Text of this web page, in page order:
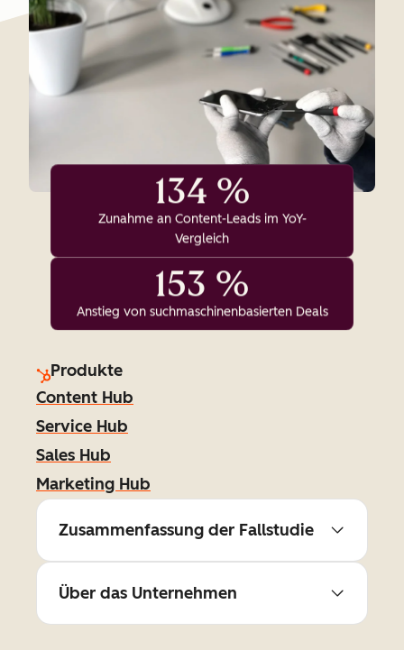
134 %
Zunahme an Content-Leads im YoY-
Vergleich
153 %
Anstieg von suchmaschinenbasierten Deals
Produkte
Content Hub
Service Hub
Sales Hub
Marketing Hub
Zusammenfassung der Fallstudie
Über das Unternehmen